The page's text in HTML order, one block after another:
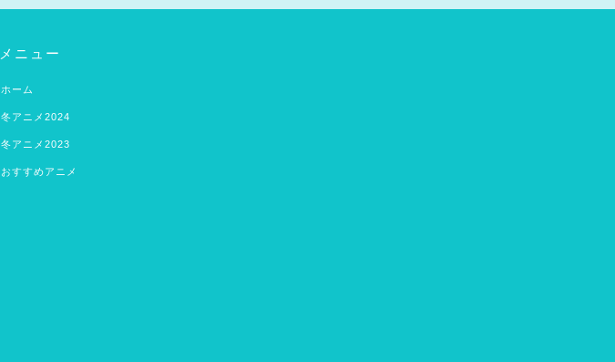
メニュー
ホーム
冬アニメ2024
冬アニメ2023
おすすめアニメ